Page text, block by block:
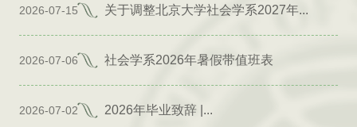
2026-07-15 关于调整北京大学社会学系2027年...
2026-07-06 社会学系2026年暑假带值班表
2026-07-02 2026年毕业致辞 |...